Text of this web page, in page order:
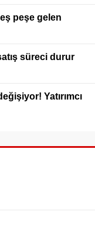
peşe gelen
süreci durur
Yatırımcı